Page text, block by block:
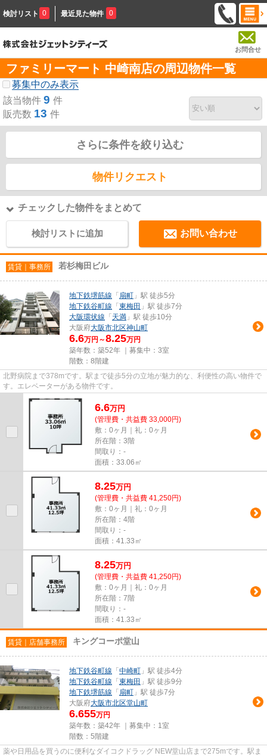
検討リスト 0 最近見た物件 0
お問合せ
ファミリーマート 中崎南店の周辺物件一覧
募集中のみ表示
該当物件 9 件
販売数 13 件
さらに条件を絞り込む
物件リクエスト
チェックした物件をまとめて
検討リストに追加 お問い合わせ
賃貸｜事務所 若杉梅田ビル
地下鉄堺筋線 「 扇町 」駅 徒歩5分
地下鉄谷町線 「 東梅田 」駅 徒歩7分
大阪環状線 「 天満 」駅 徒歩10分
大阪府大阪市北区神山町
6.6万円～8.25万円
築年数：築52年 ｜募集中： 3室
階数：8階建
北野病院まで378mです。駅まで徒歩5分の立地が魅力的な、利便性の高い物件で
す。エレベーターがある物件です。
6.6万円
(管理費・共益費 33,000円)
敷：0ヶ月｜礼：0ヶ月
所在階：3階
間取り：-
面積：33.06㎡
8.25万円
(管理費・共益費 41,250円)
敷：0ヶ月｜礼：0ヶ月
所在階：4階
間取り：-
面積：41.33㎡
8.25万円
(管理費・共益費 41,250円)
敷：0ヶ月｜礼：0ヶ月
所在階：7階
間取り：-
面積：41.33㎡
賃貸｜店舗事務所 キングコーポ堂山
地下鉄谷町線 「 中崎町 」駅 徒歩4分
地下鉄谷町線 「 東梅田 」駅 徒歩9分
地下鉄堺筋線 「 扇町 」駅 徒歩7分
大阪府大阪市北区堂山町
6.655万円
築年数：築42年 ｜募集中： 1室
階数：5階建
薬や日用品を買うのに便利なダイコクドラッグ NEW堂山店まで275mです。駅ま